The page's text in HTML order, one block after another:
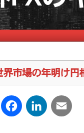
界市場の年明け円